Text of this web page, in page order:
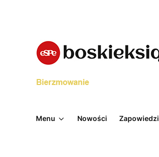
Menu Nowości Zapowiedzi